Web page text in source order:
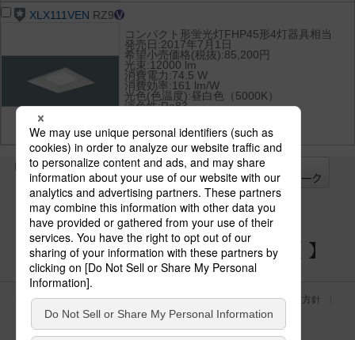
XLX111VEN RZ9
コンパクト形蛍光灯FHP45形4灯器具相当
発売日:2017年7月1日
希望小売価格(税抜):85,200円
光束:12000 lm
消費電力:74.5 W
消費効率:161 lm/W
光色(色温度):昼白色（5000K）
演色性:Ra83
全て
チェック
チェック
した器具を
パナソニックの電気設備 SNSアカウント
サイトのご利用にあたって クッキーポリシー
個人情報保護方針
パナソニック ホールディングス